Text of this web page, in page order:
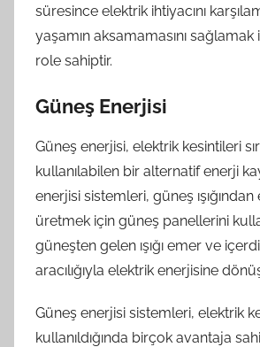
süresince elektrik ihtiyacını
yaşamın aksamamasını
role sahiptir.
Güneş Enerjisi
Güneş enerjisi, elektrik kesintileri
kullanılabilen bir alternatif enerji
enerjisi sistemleri, güneş ışığından
üretmek için güneş panellerini
güneşten gelen ışığı emer ve
aracılığıyla elektrik enerjisine
Güneş enerjisi sistemleri, elektrik
kullanıldığında birçok avantaja